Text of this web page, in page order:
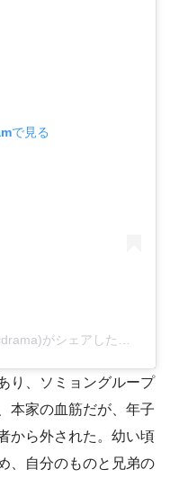
で見る
り、ソミョングループ
本家の血筋だが、年子
から外された。幼い頃
、自分のものと兄弟の